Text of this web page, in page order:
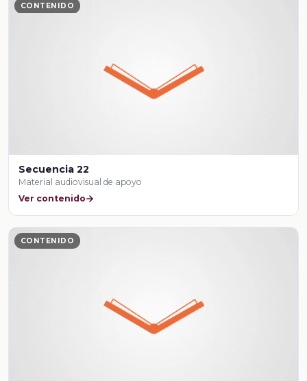
CONTENIDO
Secuencia 22
Material audiovisual de apoyo
Ver contenido
CONTENIDO